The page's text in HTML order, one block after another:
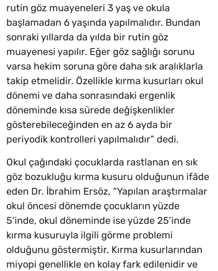
rutin göz muayeneleri 3 yaş ve okula
başlamadan 6 yaşında yapılmalıdır. Bundan
sonraki yıllarda da yılda bir rutin göz
muayenesi yapılır. Eğer göz sağlığı sorunu
varsa hekim soruna göre daha sık aralıklarla
takip etmelidir. Özellikle kırma kusurları okul
dönemi ve daha sonrasındaki ergenlik
döneminde kısa sürede değişkenlikler
gösterebileceğinden en az 6 ayda bir
periyodik kontrolleri yapılmalıdır” dedi.
Okul çağındaki çocuklarda rastlanan en sık
göz bozukluğu kırma kusuru olduğunun ifâde
eden Dr. İbrahim Ersöz, “Yapılan araştırmalar
okul öncesi dönemde çocukların yüzde
5’inde, okul döneminde ise yüzde 25’inde
kırma kusuruyla ilgili görme problemi
olduğunu göstermiştir. Kırma kusurlarından
miyopi genellikle en kolay fark edilenidir ve